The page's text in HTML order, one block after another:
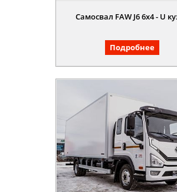
Самосвал FAW J6 6x4 - U
Подробнее